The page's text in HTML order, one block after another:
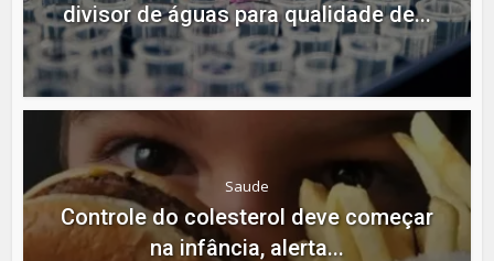
divisor de águas para qualidade de...
Saude
Controle do colesterol deve começar
na infância, alerta...